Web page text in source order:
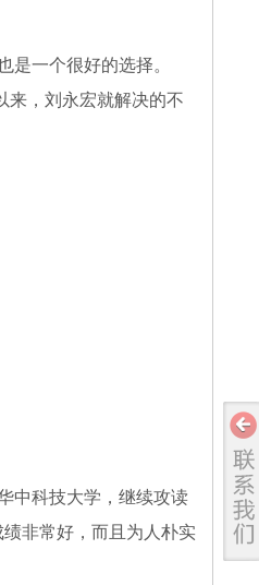
一个很好的选择。
来，刘永宏就解决的不
中科技大学，继续攻读
非常好，而且为人朴实